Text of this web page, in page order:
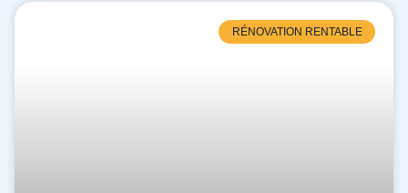
RÉNOVATION RENTABLE